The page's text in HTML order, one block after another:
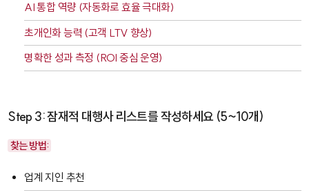
AI 통합 역량 (자동화로 효율 극대화)
초개인화 능력 (고객 LTV 향상)
명확한 성과 측정 (ROI 중심 운영)
Step 3: 잠재적 대행사 리스트를 작성하세요 (5~10개)
찾는 방법:
업계 지인 추천